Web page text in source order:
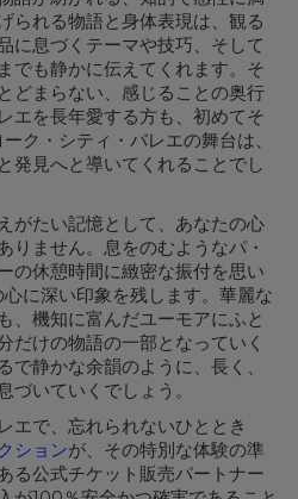
られる物語と身体表現は、観る
に息づくテーマや技巧、そして
でも静かに伝えてくれます。そ
どまらない、感じることの奥行
エを長年愛する方も、初めてそ
ク・シティ・バレエの舞台は、
発見へと導いてくれることでし
がたい記憶として、あなたの心
りません。息をのむようなパ・
の休憩時間に緻密な振付を思い
に深い印象を残します。華麗な
、機知に富んだユーモアにふと
だけの物語の一部となっていく
で静かな余韻のように、長く、
づいていくでしょう。
エで、忘れられないひととき
ションが、その特別な体験の準
る公式チケット販売パートナー